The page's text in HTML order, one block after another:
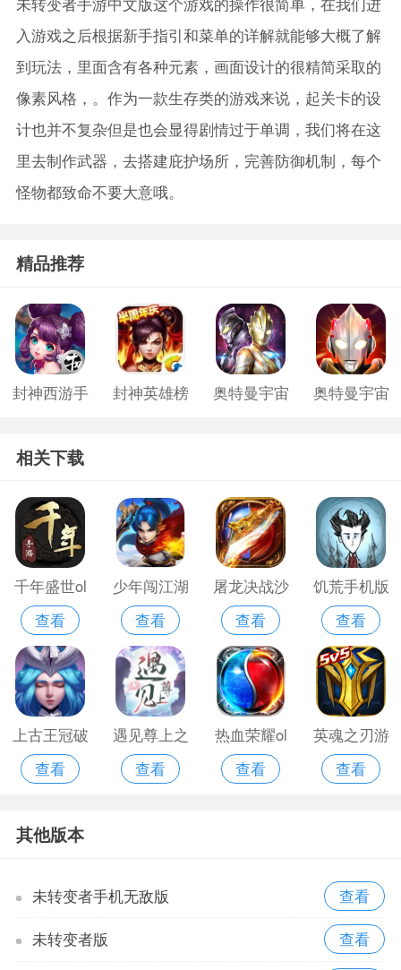
入游戏之后根据新手指引和菜单的详解就能够大概了解
到玩法，里面含有各种元素，画面设计的很精简采取的
像素风格，。作为一款生存类的游戏来说，起关卡的设
计也并不复杂但是也会显得剧情过于单调，我们将在这
里去制作武器，去搭建庇护场所，完善防御机制，每个
怪物都致命不要大意哦。
精品推荐
封神西游手
封神英雄榜
奥特曼宇宙
奥特曼宇宙
相关下载
千年盛世ol
官网版
查看
少年闯江湖
查看
屠龙决战沙
城全新版
查看
饥荒手机版
安卓版
查看
上古王冠破
解版
查看
遇见尊上之
忘生缘游戏
查看
热血荣耀ol
果玩游戏
查看
英魂之刃游
戏官网版
查看
其他版本
未转变者手机无敌版
未转变者版